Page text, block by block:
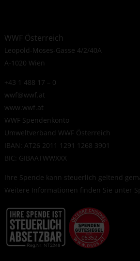
WWF Österreich
Leopold-Moses-Gasse 4/2/40A
A-1020 Wien
+43 1 488 17 – 0
wwf@wwf.at
www.wwf.at
WWF Spendenkonto
Umweltverband WWF Österreich
IBAN: AT26 2011 1291 1268 3901
BIC: GIBAATWWXXX
Ihre Spende kann steuerlich geltend
Weitere Informationen finden Sie unter